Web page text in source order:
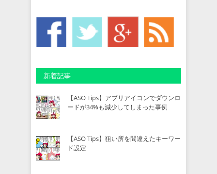
新着記事
【ASO Tips】アプリアイコンでダウンロ
ードが34%も減少してしまった事例
【ASO Tips】狙い所を間違えたキーワー
ド設定